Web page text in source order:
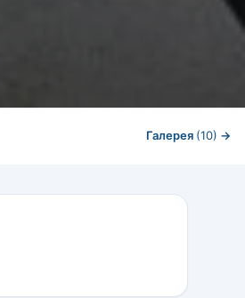
Галерея (10) →